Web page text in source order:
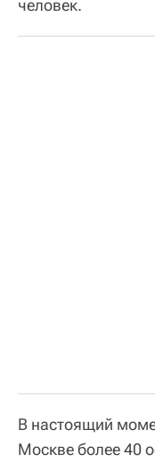
человек.
В настоящий
Москве более 40